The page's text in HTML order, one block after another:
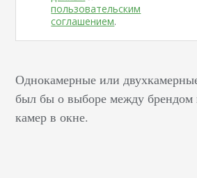
пользовательским
соглашением.
Однокамерные или
был бы о выборе между брендом
камер в окне.